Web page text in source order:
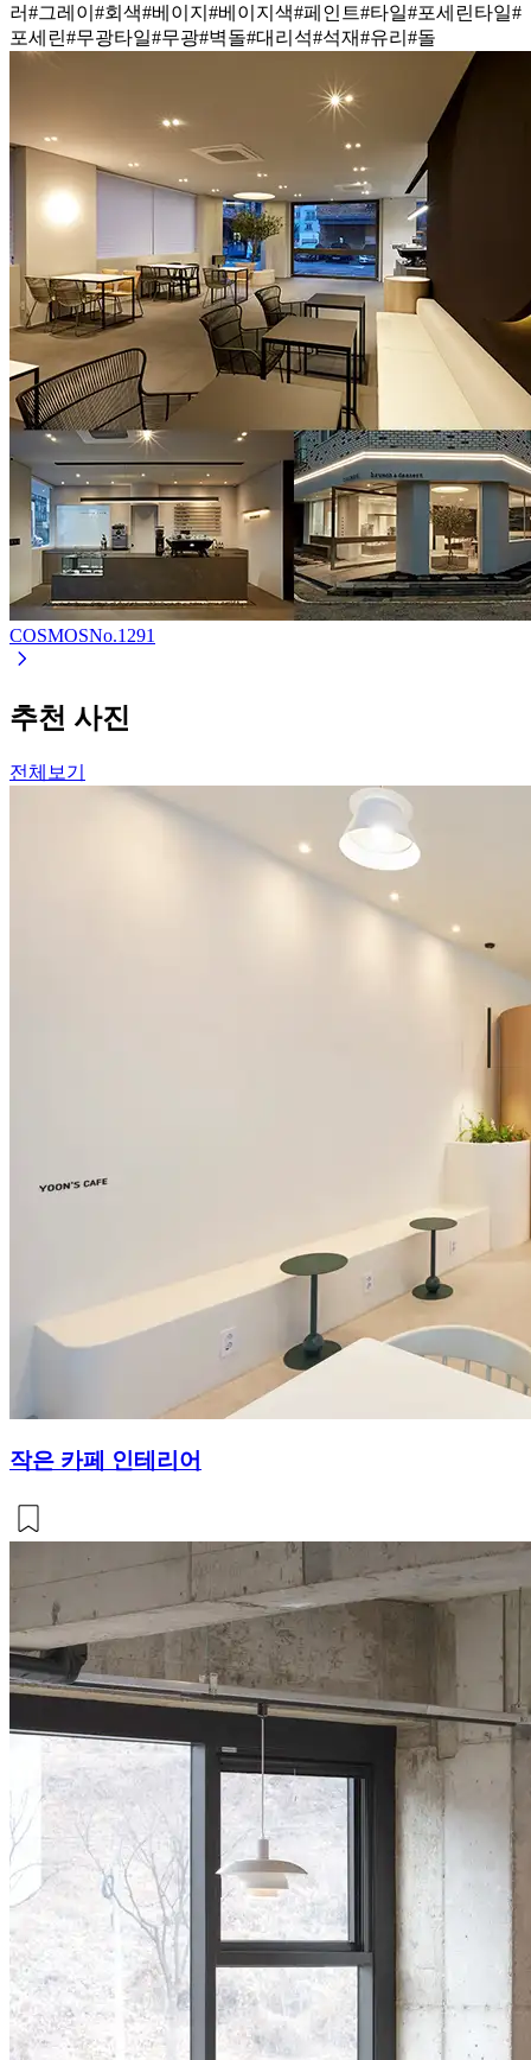
러#그레이 #회색#베이지 #베이지색#페인트#타일#포세린타일#
포세린#무광타일#무광#벽돌#대리석#석재#유리 #돌
COSMOSNo.1291
추천 사진
전체보기
작은 카페 인테리어